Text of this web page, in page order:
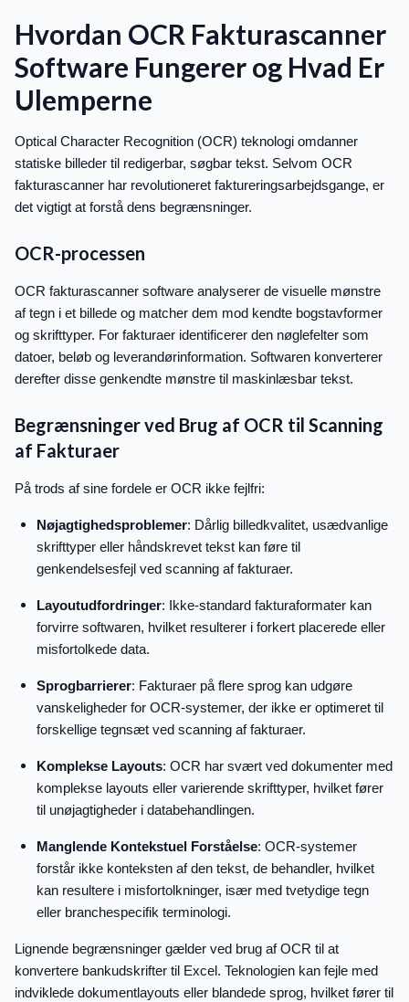
Hvordan OCR Fakturascanner
Software Fungerer og Hvad Er
Ulemperne
Optical Character Recognition (OCR) teknologi omdanner
statiske billeder til redigerbar, søgbar tekst. Selvom OCR
fakturascanner har revolutioneret faktureringsarbejdsgange, er
det vigtigt at forstå dens begrænsninger.
OCR-processen
OCR fakturascanner software analyserer de visuelle mønstre
af tegn i et billede og matcher dem mod kendte bogstavformer
og skrifttyper. For fakturaer identificerer den nøglefelter som
datoer, beløb og leverandørinformation. Softwaren konverterer
derefter disse genkendte mønstre til maskinlæsbar tekst.
Begrænsninger ved Brug af OCR til Scanning
af Fakturaer
På trods af sine fordele er OCR ikke fejlfri:
Nøjagtighedsproblemer: Dårlig billedkvalitet, usædvanlige
skrifttyper eller håndskrevet tekst kan føre til
genkendelsesfejl ved scanning af fakturaer.
Layoutudfordringer: Ikke-standard fakturaformater kan
forvirre softwaren, hvilket resulterer i forkert placerede eller
misfortolkede data.
Sprogbarrierer: Fakturaer på flere sprog kan udgøre
vanskeligheder for OCR-systemer, der ikke er optimeret til
forskellige tegnsæt ved scanning af fakturaer.
Komplekse Layouts: OCR har svært ved dokumenter med
komplekse layouts eller varierende skrifttyper, hvilket fører
til unøjagtigheder i databehandlingen.
Manglende Kontekstuel Forståelse: OCR-systemer
forstår ikke konteksten af den tekst, de behandler, hvilket
kan resultere i misfortolkninger, især med tvetydige tegn
eller branchespecifik terminologi.
Lignende begrænsninger gælder ved brug af OCR til at
konvertere bankudskrifter til Excel. Teknologien kan fejle med
indviklede dokumentlayouts eller blandede sprog, hvilket fører til